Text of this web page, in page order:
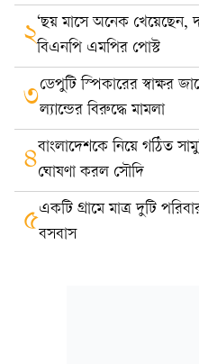
২‘ছয় মাসে অনেক খেয়েছেন,
বিএনপি এমপির পোস্ট
৩ডেপুটি স্পিকারের স্বাক্ষর
ল্যান্ডের বিরুদ্ধে মামলা
৪বাংলাদেশকে নিয়ে গঠিত
ঘোষণা করল সৌদি
৫একটি গ্রামে মাত্র দুটি
বসবাস